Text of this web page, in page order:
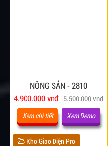
NÔNG SẢN - 2810
4.900.000 vnđ 5.500.000 vnđ
Xem chi tiết Xem Demo
Kho Giao Diện Pro